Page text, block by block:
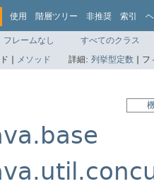
使用 階層ツリー 非推奨 索引
フレームなし
すべてのクラス
| メソッド 詳細: 列挙型定数 | フ